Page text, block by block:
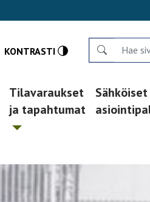
KONTRASTI Search
Tilavaraukset
ja tapahtumat
Sähköiset